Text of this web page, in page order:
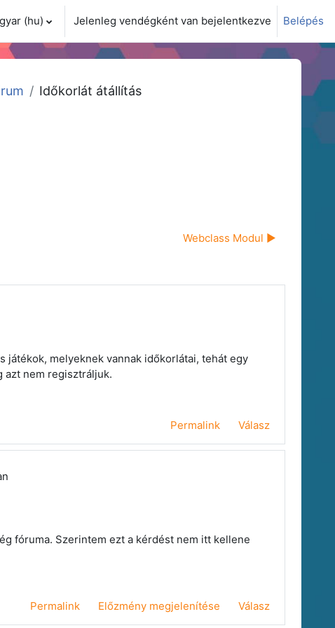
adatok váltása
‎(hu)‎ Jelenleg vendégként van bejelentkezve Belépés
Időkorlát átállítás
Webclass Modul ▶︎
játékok, melyeknek vannak időkorlátai, tehát egy
azt nem regisztráljuk.
Permalink
Válasz
fóruma. Szerintem ezt a kérdést nem itt kellene
Permalink
Előzmény megjelenítése Válasz